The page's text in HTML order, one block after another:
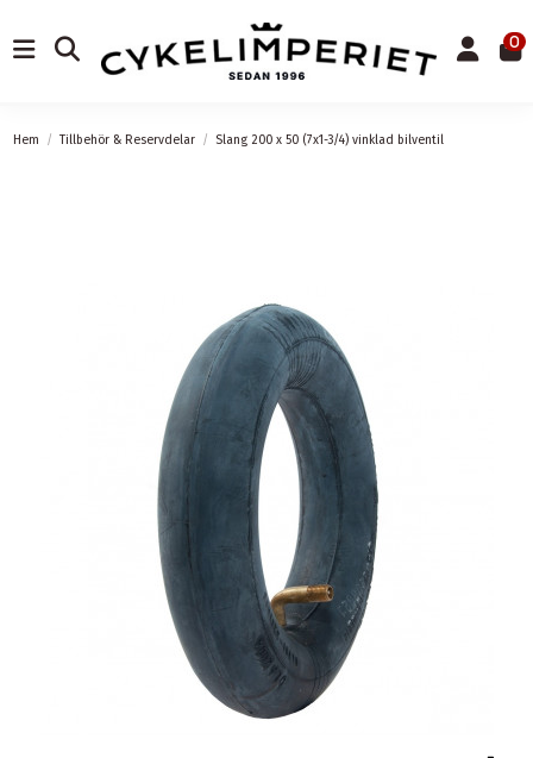
0
Hem Tillbehör & Reservdelar Slang 200 x 50 (7x1-3/4) vinklad bilventil